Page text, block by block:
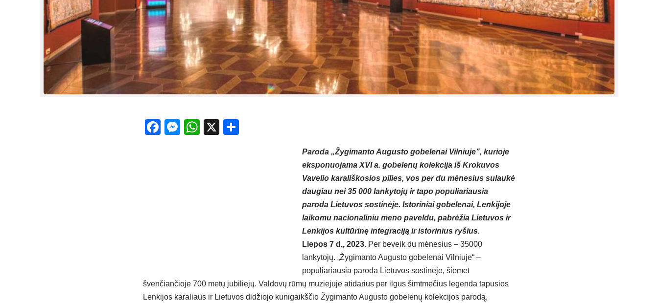
Facebook
Messenger
WhatsApp
X
Paroda „Žygimanto Augusto gobelenai Vilniuje”, kurioje
eksponuojama XVI a. gobelenų kolekcija iš Krokuvos
Vavelio karališkosios pilies, vos per du mėnesius sulaukė
daugiau nei 35 000 lankytojų ir tapo populiariausia
paroda Lietuvos sostinėje. Istoriniai gobelenai, Lenkijoje
laikomu nacionaliniu meno paveldu, pabrėžia Lietuvos ir
Lenkijos kultūrinę integraciją ir istorinius ryšius.
Liepos 7 d., 2023. Per beveik du mėnesius – 35000
lankytojų. „Žygimanto Augusto gobelenai Vilniuje“ –
populiariausia paroda Lietuvos sostinėje, šiemet
švenčiančioje 700 metų jubiliejų. Valdovų rūmų muziejuje atidarius per ilgus šimtmečius legenda tapusios
Lenkijos karaliaus ir Lietuvos didžiojo kunigaikščio Žygimanto Augusto gobelenų kolekcijos parodą,